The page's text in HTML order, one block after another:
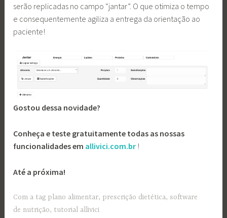
serão replicadas no campo “jantar”. O que otimiza o tempo
e consequentemente agiliza a entrega da orientação ao
paciente!
Gostou dessa novidade?
Conheça e teste gratuitamente todas as nossas
funcionalidades em allivici.com.br !
Até a próxima!
Com a tag plano alimentar, prescrição dietética,software
de nutrição, tutorial allivici